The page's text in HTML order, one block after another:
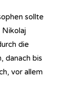
sollte
Nikolaj
die
danach bis
vor allem